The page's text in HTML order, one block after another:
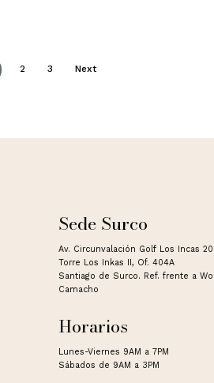
2 3 Next
Sede Surco
Av. Circunvalación Golf Los Incas
Torre Los Inkas II, Of. 404A
Santiago de Surco. Ref. frente a
Camacho
Horarios
Lunes-Viernes 9AM a 7PM
Sábados de 9AM a 3PM